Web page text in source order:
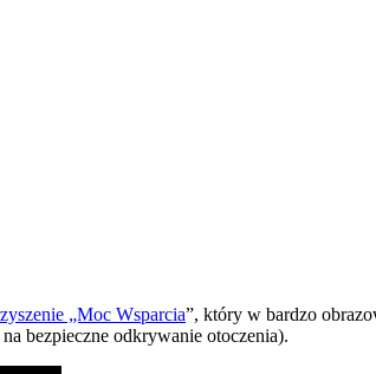
„Moc Wsparcia”, który w bardzo
bezpieczne odkrywanie otoczenia).